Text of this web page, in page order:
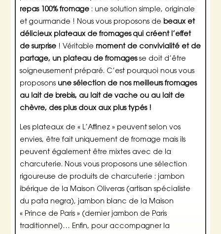
repas 100% fromage : une solution simple, originale
et gourmande ! Nous vous proposons de beaux et
délicieux plateaux de fromages qui créent l’effet
de surprise ! Véritable moment de convivialité et de
partage, un plateau de fromagesse doit d’être
soigneusement préparé. C’est pourquoi nous vous
proposons une sélection de nos meilleurs fromages
au lait de brebis, au lait de vache ou au lait de
chèvre, des plus doux aux plus typés !
Les plateaux de « L’Affinez » peuvent selon vos
envies, être fait uniquement de fromage mais ils
peuvent également être mixtes avec de la
charcuterie. Nous vous proposons une sélection
rigoureuse de produits de charcuterie : jambon
ibérique de la Maison Oliveras (artisan spécialiste
du pata negra), jambon blanc de la Maison
« Prince de Paris » (dernier jambon de Paris
traditionnel)… Enfin, pour accompagner la